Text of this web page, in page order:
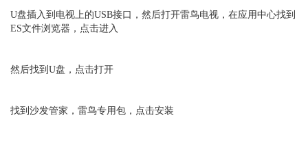
U盘插入到电视上的USB接口，然后打开雷鸟电视，在应用中心找到
ES文件浏览器，点击进入
然后找到U盘，点击打开
找到沙发管家，雷鸟专用包，点击安装